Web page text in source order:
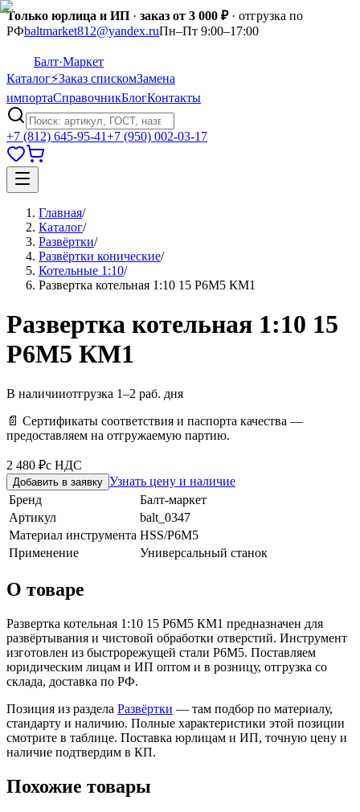
Только юрлица и ИП · заказ от 3 000 ₽· отгрузка по
РФbaltmarket812@yandex.ruПн–Пт 9:00–17:00
Балт·Маркет
Каталог⚡Заказ спискомЗамена
импортаСправочникБлогКонтакты
+7 (812) 645-95-41+7 (950) 002-03-17
Главная/
Каталог/
Развёртки/
Развёртки конические/
Котельные 1:10/
Развертка котельная 1:10 15 Р6М5 КМ1
Развертка котельная 1:10 15
Р6М5 КМ1
В наличииотгрузка 1–2 раб. дня
📄 Сертификаты соответствия и паспорта качества —
предоставляем на отгружаемую партию.
2 480 ₽с НДС
Добавить в заявку Узнать цену и наличие
Бренд
Балт-маркет
Артикул
balt_0347
Материал инструмента HSS/Р6М5
Применение
Универсальный станок
О товаре
Развертка котельная 1:10 15 Р6М5 КМ1 предназначен для
развёртывания и чистовой обработки отверстий. Инструмент
изготовлен из быстрорежущей стали Р6М5. Поставляем
юридическим лицам и ИП оптом и в розницу, отгрузка со
склада, доставка по РФ.
Позиция из раздела Развёртки — там подбор по материалу,
стандарту и наличию. Полные характеристики этой позиции
смотрите в таблице. Поставка юрлицам и ИП, точную цену и
наличие подтвердим в КП.
Похожие товары